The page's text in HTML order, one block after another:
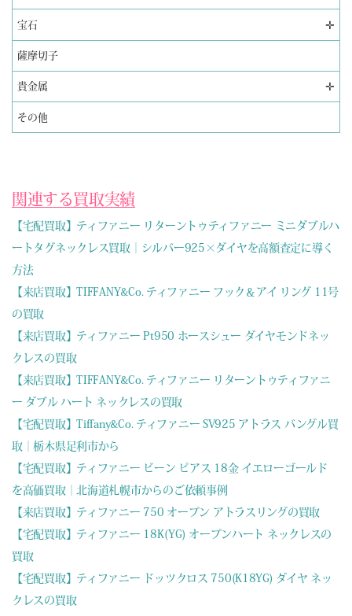
宝石 ✛
薩摩切子
貴金属 ✛
その他
関連する買取実績
【宅配買取】ティファニー リターントゥティファニー ミニダブルハ
ートタグネックレス買取｜シルバー925×ダイヤを高額査定に導く
方法
【来店買取】TIFFANY&Co. ティファニー フック＆アイ リング 11号
の買取
【来店買取】ティファニー Pt950 ホースシュー ダイヤモンドネッ
クレスの買取
【来店買取】TIFFANY&Co. ティファニー リターントゥティファニ
ー ダブル ハート ネックレスの買取
【宅配買取】Tiffany&Co. ティファニー SV925 アトラス バングル買
取｜栃木県足利市から
【宅配買取】ティファニー ビーン ピアス 18金 イエローゴールド
を高価買取｜北海道札幌市からのご依頼事例
【来店買取】ティファニー 750 オープン アトラスリングの買取
【宅配買取】ティファニー 18K(YG) オープンハート ネックレスの
買取
【宅配買取】ティファニー ドッツクロス 750(K18YG) ダイヤ ネッ
クレスの買取